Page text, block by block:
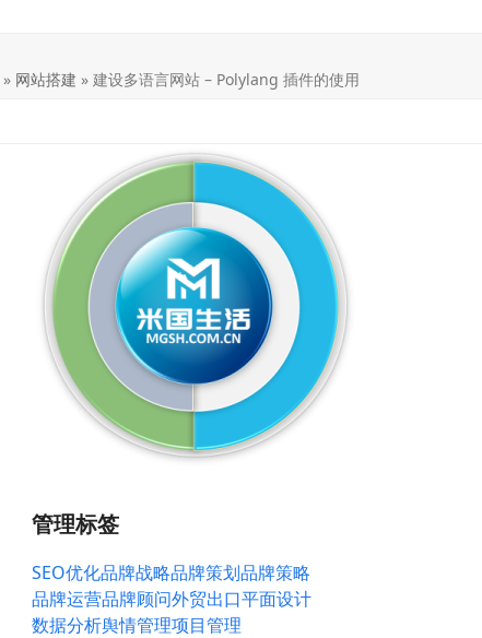
» 网站搭建 » 建设多语言网站 – Polylang 插件的使用
管理标签
SEO优化品牌战略品牌策划品牌策略
品牌运营品牌顾问外贸出口平面设计
数据分析舆情管理项目管理